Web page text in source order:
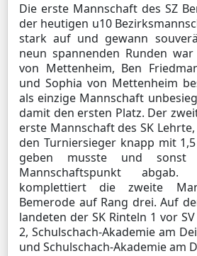
Die erste Mannschaft des SZ
der heutigen u10
stark auf und gewann
neun spannenden Runden
von Mettenheim, Ben
und Sophia von Mettenheim
als einzige Mannschaft
damit den ersten Platz. Der
erste Mannschaft des SK
den Turniersieger knapp mit
geben musste und sonst
Mannschaftspunkt abgab.
komplettiert die zweite
Bemerode auf Rang drei. Auf
landeten der SK Rinteln 1 vor
2, Schulschach-Akademie am
und Schulschach-Akademie am